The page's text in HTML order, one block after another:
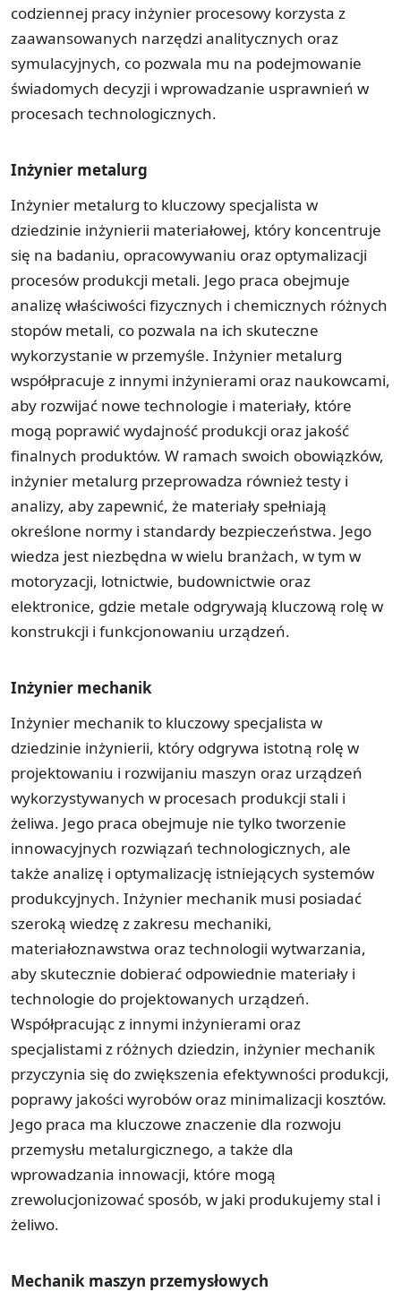
codziennej pracy inżynier procesowy korzysta z
zaawansowanych narzędzi analitycznych oraz
symulacyjnych, co pozwala mu na podejmowanie
świadomych decyzji i wprowadzanie usprawnień w
procesach technologicznych.
Inżynier metalurg
Inżynier metalurg to kluczowy specjalista w
dziedzinie inżynierii materiałowej, który koncentruje
się na badaniu, opracowywaniu oraz optymalizacji
procesów produkcji metali. Jego praca obejmuje
analizę właściwości fizycznych i chemicznych różnych
stopów metali, co pozwala na ich skuteczne
wykorzystanie w przemyśle. Inżynier metalurg
współpracuje z innymi inżynierami oraz naukowcami,
aby rozwijać nowe technologie i materiały, które
mogą poprawić wydajność produkcji oraz jakość
finalnych produktów. W ramach swoich obowiązków,
inżynier metalurg przeprowadza również testy i
analizy, aby zapewnić, że materiały spełniają
określone normy i standardy bezpieczeństwa. Jego
wiedza jest niezbędna w wielu branżach, w tym w
motoryzacji, lotnictwie, budownictwie oraz
elektronice, gdzie metale odgrywają kluczową rolę w
konstrukcji i funkcjonowaniu urządzeń.
Inżynier mechanik
Inżynier mechanik to kluczowy specjalista w
dziedzinie inżynierii, który odgrywa istotną rolę w
projektowaniu i rozwijaniu maszyn oraz urządzeń
wykorzystywanych w procesach produkcji stali i
żeliwa. Jego praca obejmuje nie tylko tworzenie
innowacyjnych rozwiązań technologicznych, ale
także analizę i optymalizację istniejących systemów
produkcyjnych. Inżynier mechanik musi posiadać
szeroką wiedzę z zakresu mechaniki,
materiałoznawstwa oraz technologii wytwarzania,
aby skutecznie dobierać odpowiednie materiały i
technologie do projektowanych urządzeń.
Współpracując z innymi inżynierami oraz
specjalistami z różnych dziedzin, inżynier mechanik
przyczynia się do zwiększenia efektywności produkcji,
poprawy jakości wyrobów oraz minimalizacji kosztów.
Jego praca ma kluczowe znaczenie dla rozwoju
przemysłu metalurgicznego, a także dla
wprowadzania innowacji, które mogą
zrewolucjonizować sposób, w jaki produkujemy stal i
żeliwo.
Mechanik maszyn przemysłowych